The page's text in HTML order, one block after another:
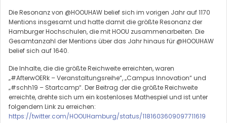
Die Resonanz von @HOOUHAW belief sich im vorigen Jahr auf 1170
Mentions insgesamt und hatte damit die größte Resonanz der
Hamburger Hochschulen, die mit HOOU zusammenarbeiten. Die
Gesamtanzahl der Mentions über das Jahr hinaus für @HOOUHAW
belief sich auf 1640.
Die Inhalte, die die größte Reichweite erreichten, waren
„#AfterwOERk – Veranstaltungsreihe“, „Campus Innovation“ und
„#schh19 – Startcamp“. Der Beitrag der die größte Reichweite
erreichte, drehte sich um ein kostenloses Mathespiel und ist unter
folgendem Link zu erreichen:
https://twitter.com/HOOUHamburg/status/1181603609097711619